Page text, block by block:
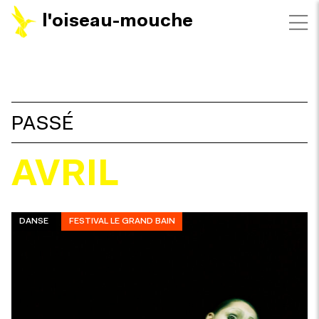
l'oiseau-mouche
FILTRES
PASSÉ
AVRIL
DANSE FESTIVAL LE GRAND BAIN